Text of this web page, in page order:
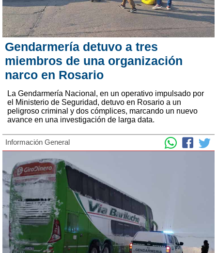
Gendarmería detuvo a tres
miembros de una organización
narco en Rosario
La Gendarmería Nacional, en un operativo impulsado por
el Ministerio de Seguridad, detuvo en Rosario a un
peligroso criminal y dos cómplices, marcando un nuevo
avance en una investigación de larga data.
Información General